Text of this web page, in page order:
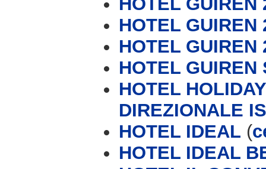
HOTEL GUIREN
HOTEL GUIREN
HOTEL GUIREN
HOTEL
DIREZIONALE
HOTEL IDEAL (
HOTEL IDEAL